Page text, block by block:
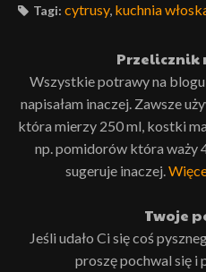
Tagi: cytrusy, kuchnia
Przelicznik
Wszystkie potrawy na
napisałam inaczej. Zawsze
która mierzy 250 ml, kostki
np. pomidorów która waży
sugeruje inaczej.
Twoje
Jeśli udało Ci się coś
proszę pochwal się i